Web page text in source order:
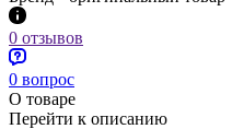
0 отзывов
0 вопрос
О товаре
Перейти к описанию